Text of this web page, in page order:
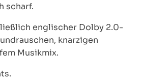
scharf.
englischer Dolby 2.0-
knarzigen
Musikmix.